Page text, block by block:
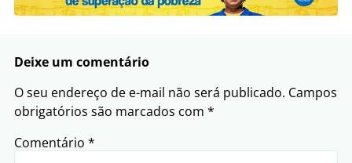
Deixe um comentário
O seu endereço de e-mail não será publicado. Campos
obrigatórios são marcados com *
Comentário *